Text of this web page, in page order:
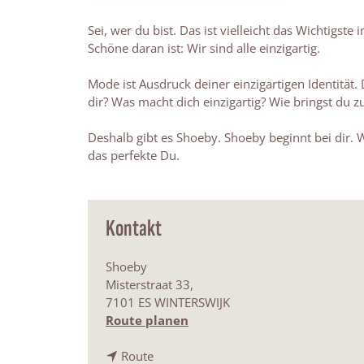
Sei, wer du bist. Das ist vielleicht das Wichtigste
Schöne daran ist: Wir sind alle einzigartig.
Mode ist Ausdruck deiner einzigartigen Identität.
dir? Was macht dich einzigartig? Wie bringst du
Deshalb gibt es Shoeby. Shoeby beginnt bei
das perfekte Du.
Kontakt
Shoeby
Misterstraat 33,
7101 ES WINTERSWIJK
Route planen
Routeb